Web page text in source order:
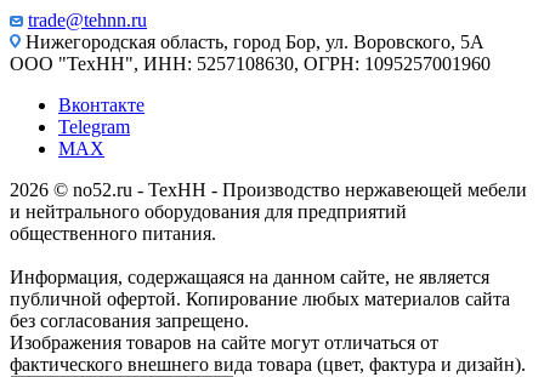
trade@tehnn.ru
Нижегородская область, город Бор, ул. Воровского, 5А
ООО "ТехНН", ИНН: 5257108630, ОГРН: 1095257001960
Вконтакте
Telegram
MAX
2026 © no52.ru - ТехНН - Производство нержавеющей мебели
и нейтрального оборудования для предприятий
общественного питания.
Информация, содержащаяся на данном сайте, не является
публичной офертой. Копирование любых материалов сайта
без согласования запрещено.
Изображения товаров на сайте могут отличаться от
фактического внешнего вида товара (цвет, фактура и дизайн).